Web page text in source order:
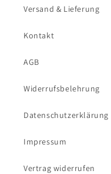
Versand & Lieferung
Kontakt
AGB
Widerrufsbelehrung
Datenschutzerklärung
Impressum
Vertrag widerrufen